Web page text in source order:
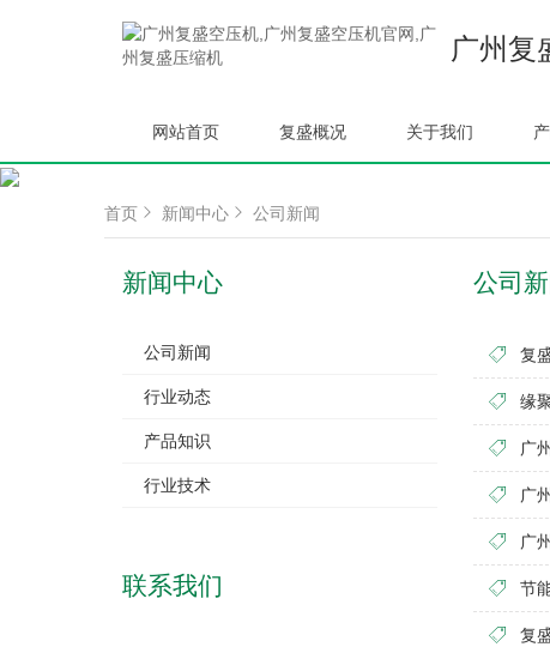
广州复
网站首页 复盛概况 关于我们
首页 新闻中心 公司新闻
公司
复
缘
广
广
广
节
复
新闻中心
公司新闻
行业动态
产品知识
行业技术
联系我们